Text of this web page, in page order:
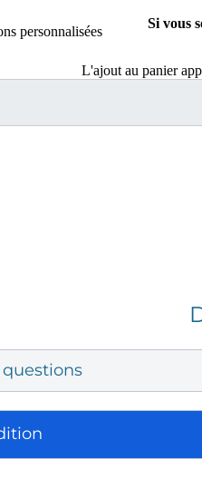
personnalisées
Si vous
L'ajout au panier
questions